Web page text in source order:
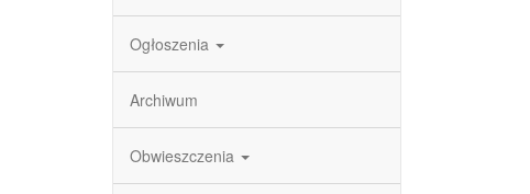
Ogłoszenia
Archiwum
Obwieszczenia